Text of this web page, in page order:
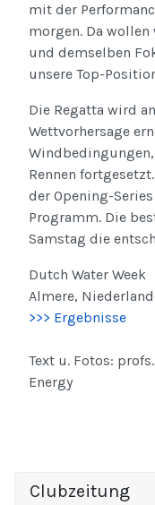
mit der
morgen. Da
und demselben
unsere Top-
Die Regatta wird
Wettvorhersage
Rennen
der Opening-
Programm. Die
Samstag die
Dutch Water Week
Almere,
>>> Ergebnisse
Text u. Fotos:
Energy
Clubzeitung